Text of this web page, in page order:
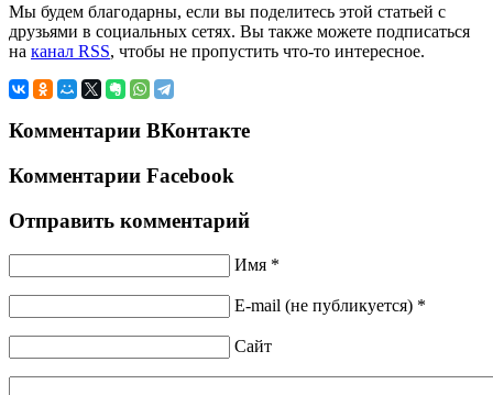
Мы будем благодарны, если вы поделитесь этой статьей с
друзьями в социальных сетях. Вы также можете подписаться
на канал RSS, чтобы не пропустить что-то интересное.
Комментарии ВКонтакте
Комментарии Facebook
Отправить комментарий
Имя *
E-mail (не публикуется) *
Сайт